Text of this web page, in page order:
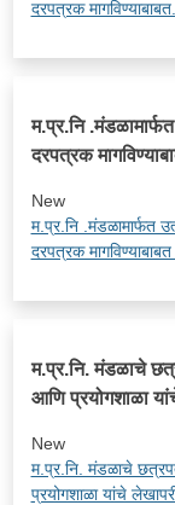
दरपत्रक मागविण्याबाबत.
म.प्र.नि
दरपत्रक
New
म.प्र.नि .मंडळामार्फत
दरपत्रक मागविण्याबाबत .
म.प्र.नि. मंडळाचे
आणि प्रयोगशाळा
New
म.प्र.नि. मंडळाचे
प्रयोगशाळा यांचे